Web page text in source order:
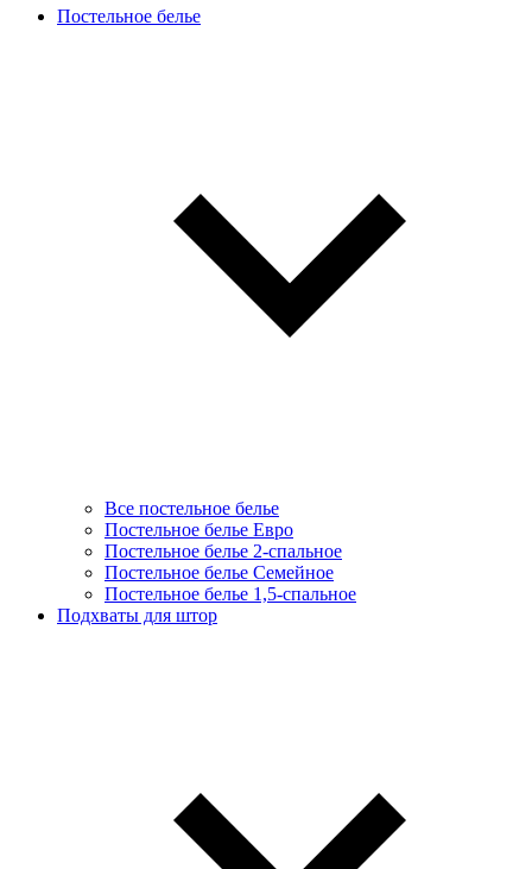
Постельное белье
Все постельное белье
Постельное белье Евро
Постельное белье 2-спальное
Постельное белье Семейное
Постельное белье 1,5-спальное
Подхваты для штор